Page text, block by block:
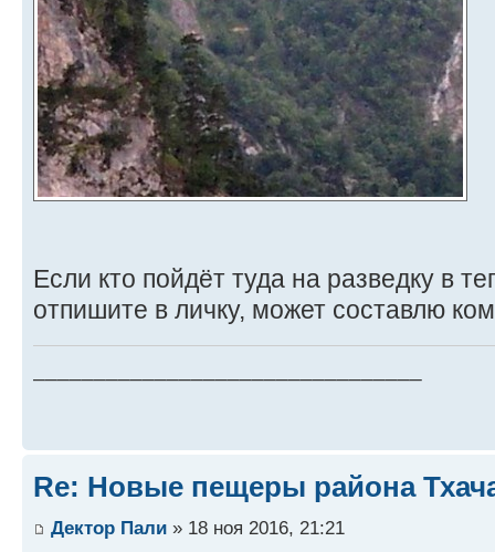
Если кто пойдёт туда на разведку в
отпишите в личку, может составлю
Re: Новые пещеры района
Дектор Пали » 18 ноя 2016, 21:21